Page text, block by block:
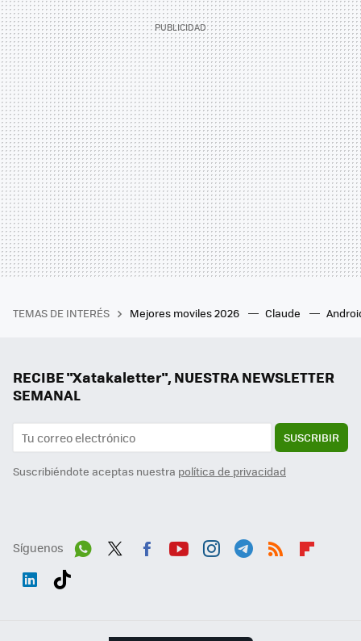
TEMAS DE INTERÉS Mejores moviles 2026 Claude
RECIBE "Xatakaletter", NUESTRA NEWSLETTER
SEMANAL
SUSCRIBIR
Suscribiéndote aceptas nuestra política de privacidad
Síguenos